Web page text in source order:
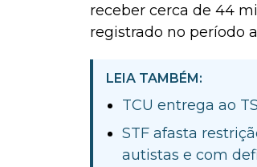
receber cerca de 44
registrado no período
LEIA TAMBÉM:
TCU entrega ao
STF afasta
autistas e com